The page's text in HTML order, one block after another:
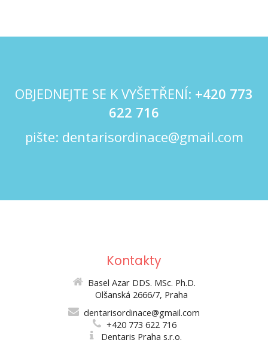
OBJEDNEJTE SE K VYŠETŘENÍ: +420 773
622 716
pište: dentarisordinace@gmail.com
Kontakty
Basel Azar DDS. MSc. Ph.D.
Olšanská 2666/7, Praha
dentarisordinace@gmail.com
+420 773 622 716
Dentaris Praha s.r.o.